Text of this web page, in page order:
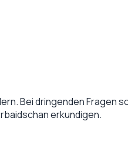
Bei dringenden Fragen
erkundigen.